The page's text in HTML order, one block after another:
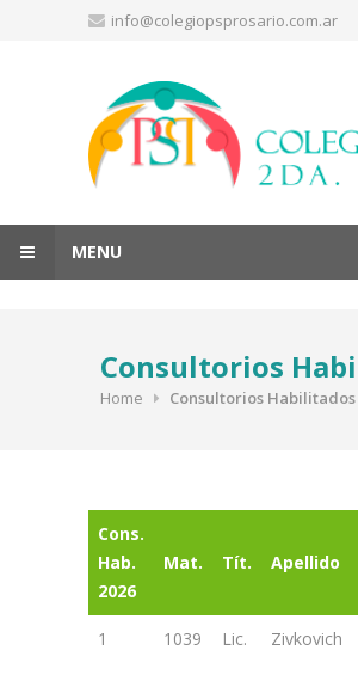
info@colegiopsprosario.com.ar
MENU
Consultorios
Home Consultorios Habilitados
Cons.
Hab.
2026
Mat. Tít. Apellido
1 1039 Lic. Zivkovich